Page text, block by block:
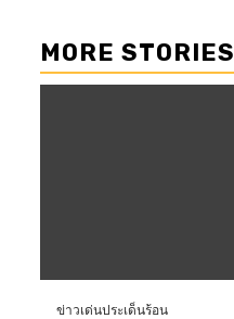
MORE STORIES
ข่าวเด่นประเด็นร้อน